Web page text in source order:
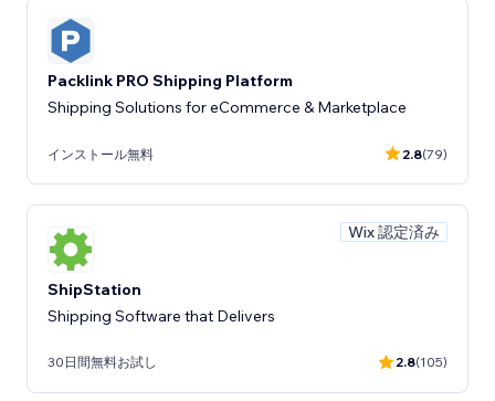
Packlink PRO Shipping Platform
Shipping Solutions for eCommerce & Marketplace
インストール無料 2.8(79)
Wix 認定済み
ShipStation
Shipping Software that Delivers
30日間無料お試し 2.8(105)